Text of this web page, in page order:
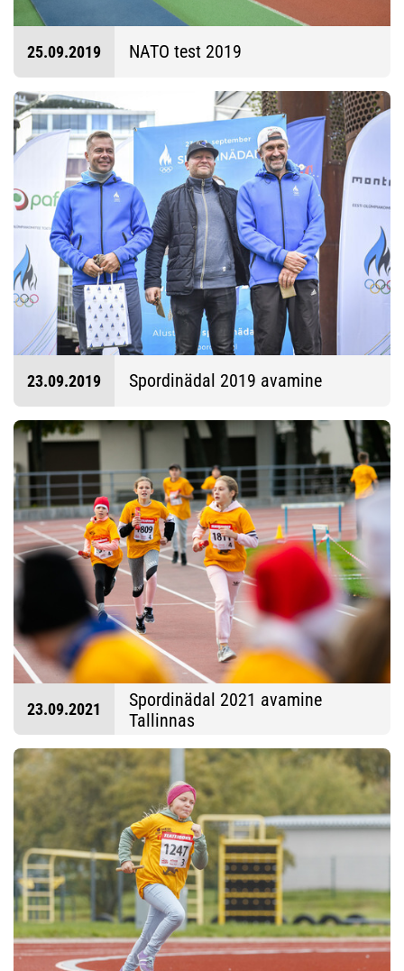
25.09.2019 NATO test 2019
23.09.2019 Spordinädal 2019 avamine
23.09.2021
Spordinädal 2021 avamine
Tallinnas